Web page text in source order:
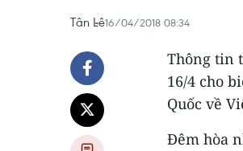
Tân Lê16/04/2018 08:34
Thông tin
16/4 cho
Quốc về
Đêm hòa